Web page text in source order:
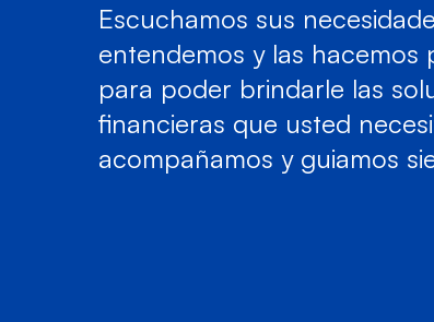
Escuchamos sus
entendemos y las hacemos
para poder brindarle las
financieras que usted
acompañamos y guiamos